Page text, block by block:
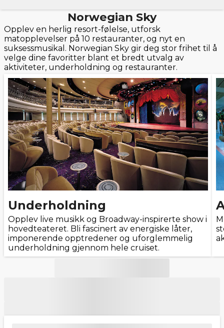
Norwegian Sky
Opplev en herlig resort-følelse, utforsk
matopplevelser på 10 restauranter, og nyt en
suksessmusikal. Norwegian Sky gir deg stor frihet til å
velge dine favoritter blant et bredt utvalg av
aktiviteter, underholdning og restauranter.
Underholdning
Opplev live musikk og Broadway-inspirerte show i
hovedteateret. Bli fascinert av energiske låter,
imponerende opptredener og uforglemmelig
underholdning gjennom hele cruiset.